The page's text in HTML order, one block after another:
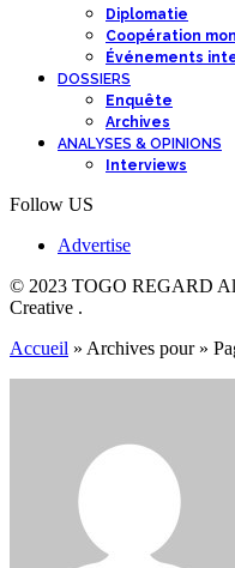
Diplomatie
Coopération
Événements
DOSSIERS
Enquête
Archives
ANALYSES & OPINIONS
Interviews
Follow US
Advertise
© 2023 TOGO REGARD
Creative .
Accueil » Archives pour»